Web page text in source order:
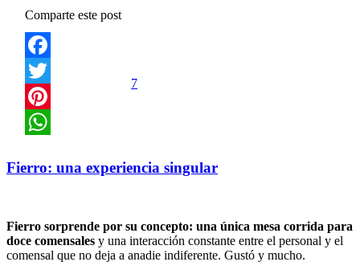
Comparte este post
Facebook
Twitter
Pinterest
7
Fierro: una experiencia singular
Fierro sorprende por su concepto: una única mesa corrida para
doce comensales y una interacción constante entre el personal y el
comensal que no deja a anadie indiferente. Gustó y mucho.